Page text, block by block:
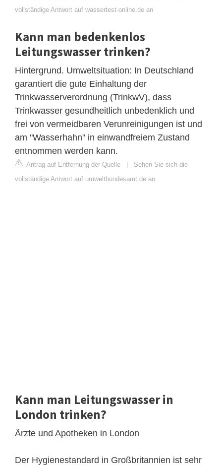
vollständige Antwort auf wassertest-online.de an
Kann man bedenkenlos
Leitungswasser trinken?
Hintergrund. Umweltsituation: In Deutschland
garantiert die gute Einhaltung der
Trinkwasserverordnung (TrinkwV), dass
Trinkwasser gesundheitlich unbedenklich und
frei von vermeidbaren Verunreinigungen ist und
am "Wasserhahn" in einwandfreiem Zustand
entnommen werden kann.
Antrag auf Entfernung der Quelle
Sehen Sie sich die
vollständige Antwort auf umweltbundesamt.de an
Kann man Leitungswasser in
London trinken?
Ärzte und Apotheken in London
Der Hygienestandard in Großbritannien ist sehr